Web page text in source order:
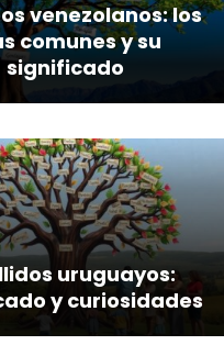
venezolanos: los
comunes y su
significado
uruguayos:
y curiosidades